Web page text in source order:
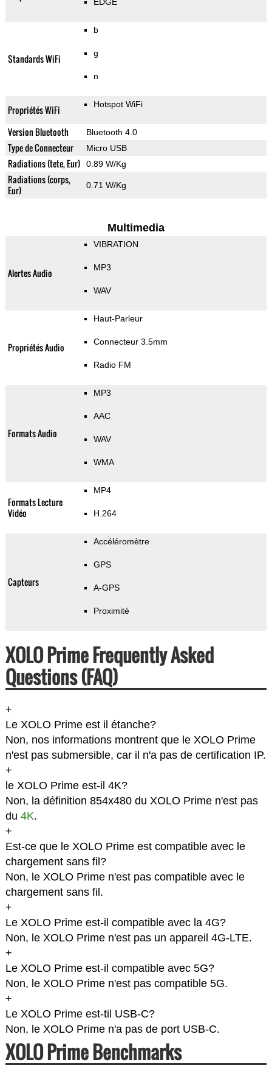
Standards WiFi
b
g
n
Propriétés WiFi Hotspot WiFi
Version Bluetooth Bluetooth 4.0
Type de Connecteur Micro USB
Radiations (tete, Eur) 0.89 W/Kg
Radiations (corps,
Eur)
0.71 W/Kg
Multimedia
Alertes Audio
VIBRATION
MP3
WAV
Propriétés Audio
Haut-Parleur
Connecteur 3.5mm
Radio FM
Formats Audio
MP3
AAC
WAV
WMA
Formats Lecture
Vidéo
MP4
H.264
Capteurs
Accéléromètre
GPS
A-GPS
Proximité
XOLO Prime Frequently Asked
Questions (FAQ)
+
Le XOLO Prime est il étanche?
Non, nos informations montrent que le XOLO Prime
n'est pas submersible, car il n'a pas de certification IP.
+
le XOLO Prime est-il 4K?
Non, la définition 854x480 du XOLO Prime n'est pas
du 4K.
+
Est-ce que le XOLO Prime est compatible avec le
chargement sans fil?
Non, le XOLO Prime n'est pas compatible avec le
chargement sans fil.
+
Le XOLO Prime est-il compatible avec la 4G?
Non, le XOLO Prime n'est pas un appareil 4G-LTE.
+
Le XOLO Prime est-il compatible avec 5G?
Non, le XOLO Prime n'est pas compatible 5G.
+
Le XOLO Prime est-til USB-C?
Non, le XOLO Prime n'a pas de port USB-C.
XOLO Prime Benchmarks